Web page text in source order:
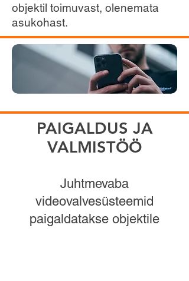
objektil toimuvast, olenemata
asukohast.
PAIGALDUS JA
VALMISTÖÖ
Juhtmevaba
videovalvesüsteemid
paigaldatakse objektile